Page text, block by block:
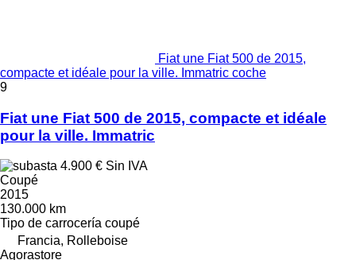
Fiat une Fiat 500 de 2015,
compacte et idéale pour la ville. Immatric coche
9
Fiat une Fiat 500 de 2015, compacte et idéale
pour la ville. Immatric
4.900 € Sin IVA
Coupé
2015
130.000 km
Tipo de carrocería coupé
Francia, Rolleboise
Agorastore